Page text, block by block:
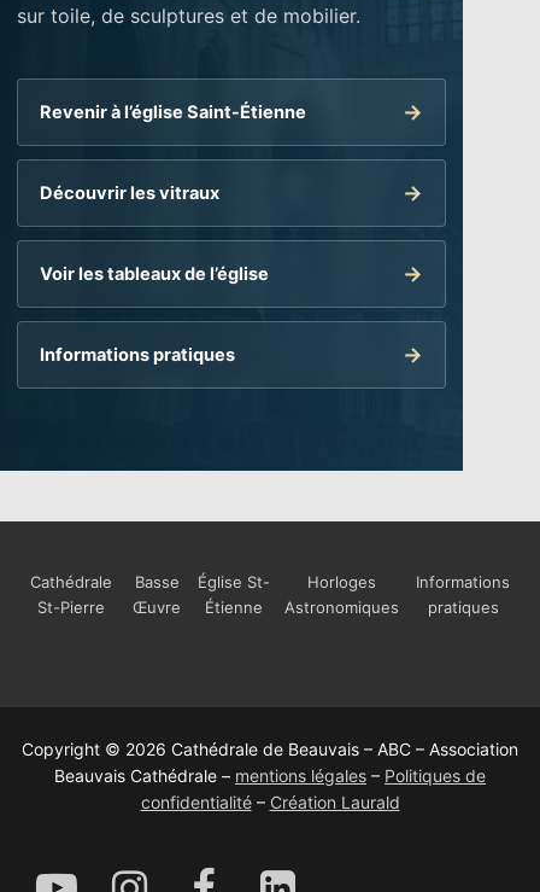
sur toile, de sculptures et de mobilier.
Revenir à l’église Saint-Étienne
Découvrir les vitraux
Voir les tableaux de l’église
Informations pratiques
Cathédrale
St-Pierre
Basse
Œuvre
Église St-
Étienne
Horloges
Astronomiques
Informations
pratiques
Copyright © 2026 Cathédrale de Beauvais – ABC – Association
Beauvais Cathédrale – mentions légales – Politiques de
confidentialité– Création Laurald